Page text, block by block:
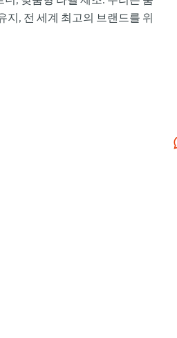
지, 전 세계 최고의 브랜드를 위